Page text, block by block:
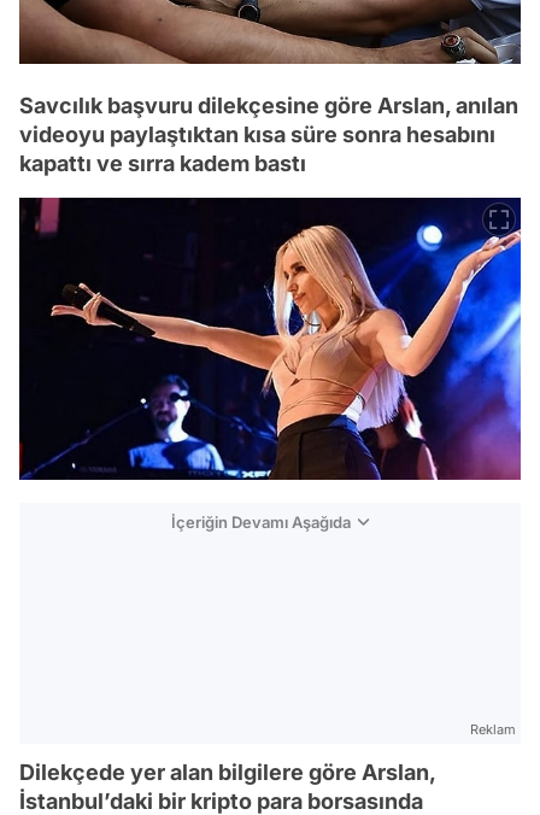
Savcılık başvuru dilekçesine göre Arslan, anılan
videoyu paylaştıktan kısa süre sonra hesabını
kapattı ve sırra kadem bastı
İçeriğin Devamı Aşağıda
Reklam
Dilekçede yer alan bilgilere göre Arslan,
İstanbul’daki bir kripto para borsasında